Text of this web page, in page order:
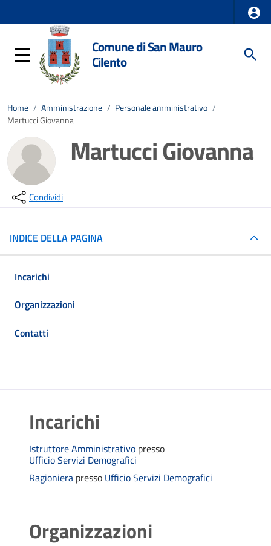
Comune di San Mauro
Cilento
Home / Amministrazione / Personale amministrativo /
Martucci Giovanna
Martucci Giovanna
Condividi
INDICE DELLA PAGINA
Incarichi
Organizzazioni
Contatti
Incarichi
Istruttore Amministrativo presso
Ufficio Servizi Demografici
Ragioniera presso Ufficio Servizi Demografici
Organizzazioni